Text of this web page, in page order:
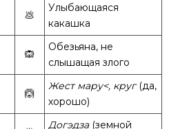
💩
Улыбающаяся
какашка
🙉
Обезьяна, не
слышащая злого
🙆
Жест мару<, круг(да,
хорошо)
Догэдза(земной